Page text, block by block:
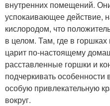
внутренних помещений.
успокаивающее действие,
кислородом, что
в целом. Там, где в горшках
царит по-настоящему
расставленные горшки и
подчеркивать особенности
особую привлекательную
вокруг.